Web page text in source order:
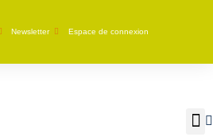
Newsletter Espace de connexion